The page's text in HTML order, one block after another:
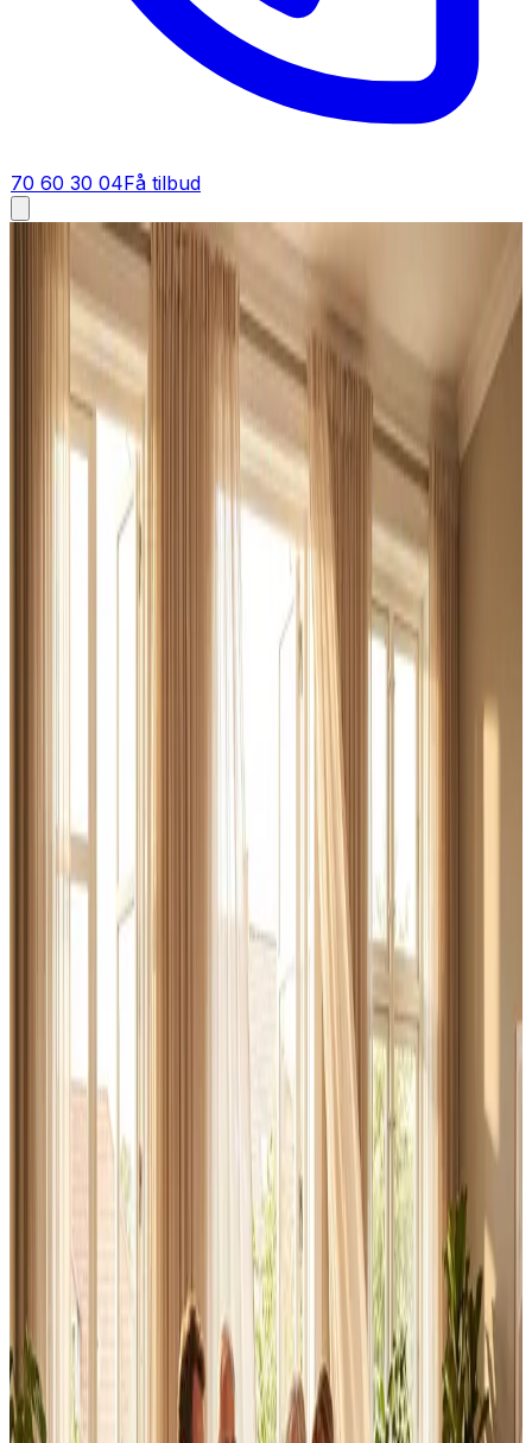
70 60 30 04Få tilbud
Industriventilation iSilkeborg
Industriventilation i Silkeborg
Brug for ventilation til haller, lager eller produktion i
Silkeborg? Vi rykker ud, kortlægger behovet og leverer
et dimensioneret anlæg der overholder AT-
vejledningerne — og en serviceaftale der holder det
kørende.